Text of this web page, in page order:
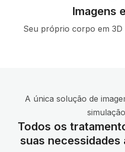
Imagens
Seu próprio corpo em 3D
A única solução de
Todos os
suas